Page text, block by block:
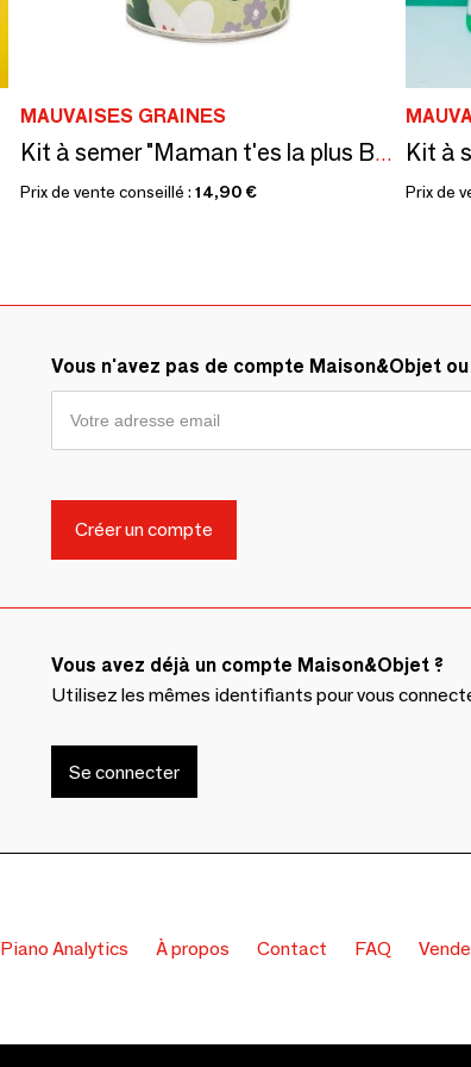
MAUVAISES GRAINES
Kit à semer "Maman t'es la plus Belle" Fabriqué en France
Prix de vente conseillé : 14,90 € Prix de
Vous n'avez pas de compte Maison&Objet ou
Vous avez déjà un compte Maison&Objet ?
Utilisez les mêmes identifiants pour vous
Se connecter
Piano Analytics À propos Contact FAQ